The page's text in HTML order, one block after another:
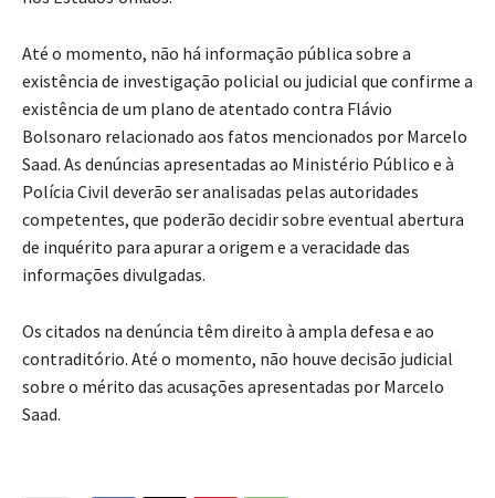
Até o momento, não há informação pública sobre a
existência de investigação policial ou judicial que confirme a
existência de um plano de atentado contra Flávio
Bolsonaro relacionado aos fatos mencionados por Marcelo
Saad. As denúncias apresentadas ao Ministério Público e à
Polícia Civil deverão ser analisadas pelas autoridades
competentes, que poderão decidir sobre eventual abertura
de inquérito para apurar a origem e a veracidade das
informações divulgadas.
Os citados na denúncia têm direito à ampla defesa e ao
contraditório. Até o momento, não houve decisão judicial
sobre o mérito das acusações apresentadas por Marcelo
Saad.